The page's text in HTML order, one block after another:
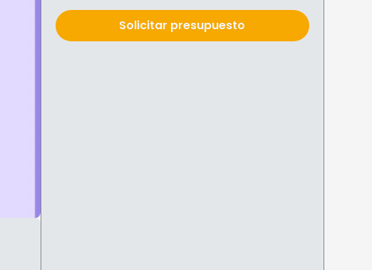
Solicitar presupuesto